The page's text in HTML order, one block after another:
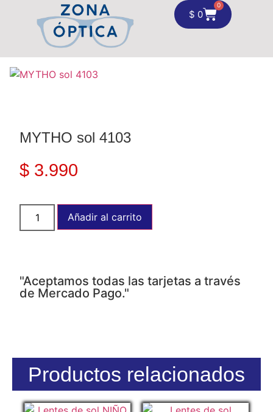
$ 0
0
MYTHO sol 4103
$ 3.990
Añadir al carrito
"Aceptamos todas las tarjetas a través
de Mercado Pago."
Productos relacionados